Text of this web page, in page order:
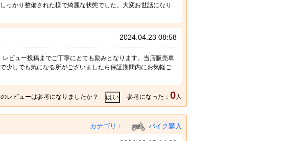
っかり整備された様で綺麗な状態でした。大変お世話になり
2024.04.23 08:58
ビュー投稿までご丁寧にとても励みとなります。当店販売車
少しでも気になる所がございましたら保証期間内にお気軽ご
レビューは参考になりましたか？ 参考になった： 0人
カテゴリ： バイク購入